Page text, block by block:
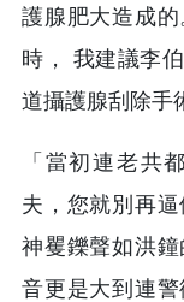
護腺肥大造成
時， 我建議李
道攝護腺刮除手
「當初連老共
夫，您就別再
神矍鑠聲如洪
音更是大到連